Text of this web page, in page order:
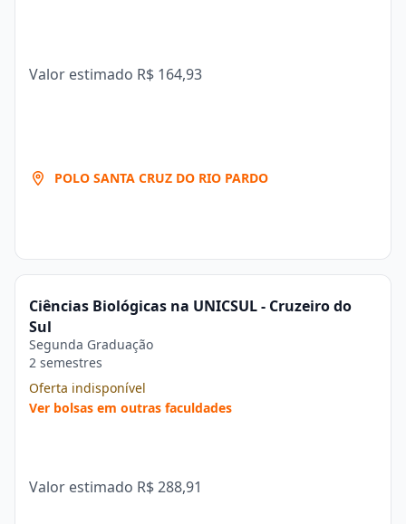
Valor estimado R$ 164,93
POLO SANTA CRUZ DO RIO PARDO
Ciências Biológicas na UNICSUL - Cruzeiro do
Sul
Segunda Graduação
2 semestres
Oferta indisponível
Ver bolsas em outras faculdades
Valor estimado R$ 288,91